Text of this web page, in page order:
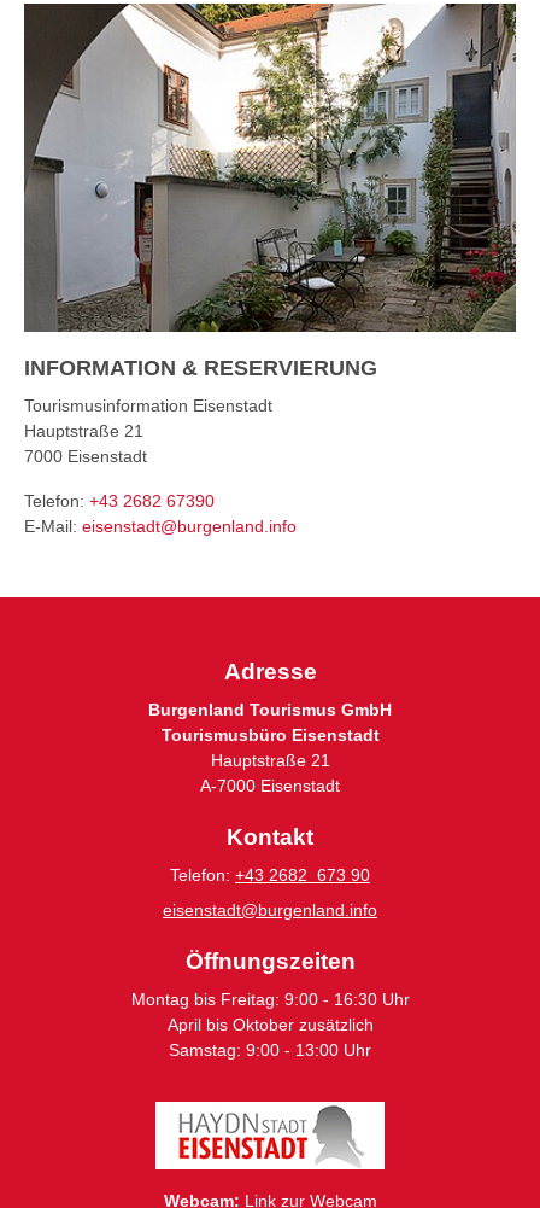
INFORMATION & RESERVIERUNG
Tourismusinformation Eisenstadt
Hauptstraße 21
7000 Eisenstadt
Telefon: +43 2682 67390
E-Mail: eisenstadt@burgenland.info
Adresse
Burgenland Tourismus GmbH
Tourismusbüro Eisenstadt
Hauptstraße 21
A-7000 Eisenstadt
Kontakt
Telefon: +43 2682 673 90
eisenstadt@burgenland.info
Öffnungszeiten
Montag bis Freitag: 9:00 - 16:30 Uhr
April bis Oktober zusätzlich
Samstag: 9:00 - 13:00 Uhr
Webcam: Link zur Webcam